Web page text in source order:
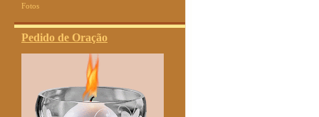
Fotos
Pedido de Oração